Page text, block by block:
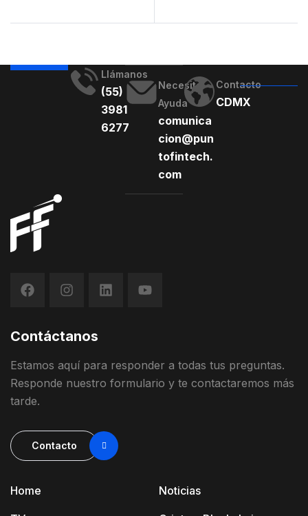
Monedas
Latina
Llámanos
(55)
3981
6277
Necesito
Ayuda
comunica
cion@pun
tofintech.
com
Contacto
CDMX
Home Noticias
Contáctanos
Estamos aquí para responder a todas tus preguntas.
Responde nuestro formulario y te contactaremos más
tarde.
Contacto